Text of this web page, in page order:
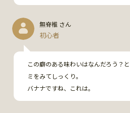
無脊椎 さん
初心者
この癖のある味わいはなんだろう？
ミをみてしっくり。
バナナですね、これは。